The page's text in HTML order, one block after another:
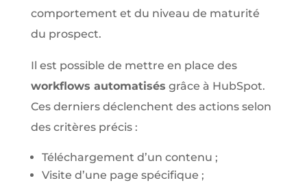
comportement et du niveau de maturité
du prospect.
Il est possible de mettre en place des
workflows automatisés grâce à HubSpot.
Ces derniers déclenchent des actions selon
des critères précis :
Téléchargement d’un contenu ;
Visite d’une page spécifique ;